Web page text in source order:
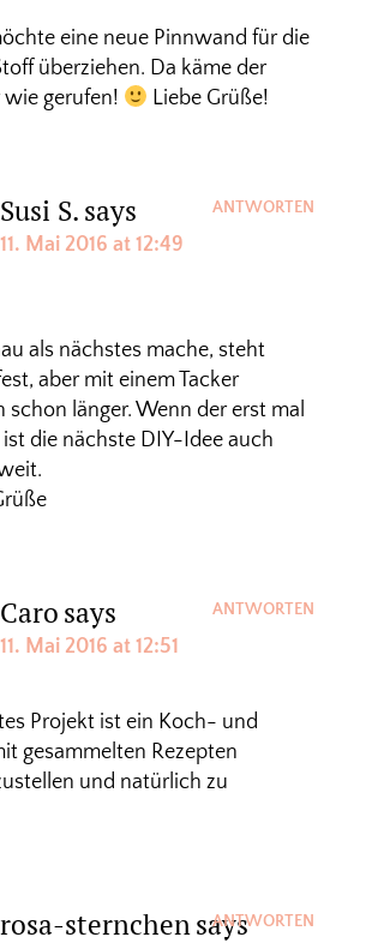
eine neue Pinnwand für die
überziehen. Da käme der
gerufen!
Liebe Grüße!
Susi S.says
11. Mai 2016 at 12:49
als nächstes mache, steht
aber mit einem Tacker
schon länger. Wenn der erst mal
die nächste DIY-Idee auch
ANTWORTEN
Carosays
11. Mai 2016 at 12:51
Projekt ist ein Koch- und
gesammelten Rezepten
und natürlich zu
ANTWORTEN
rosa-sternchensays
ANTWORTEN